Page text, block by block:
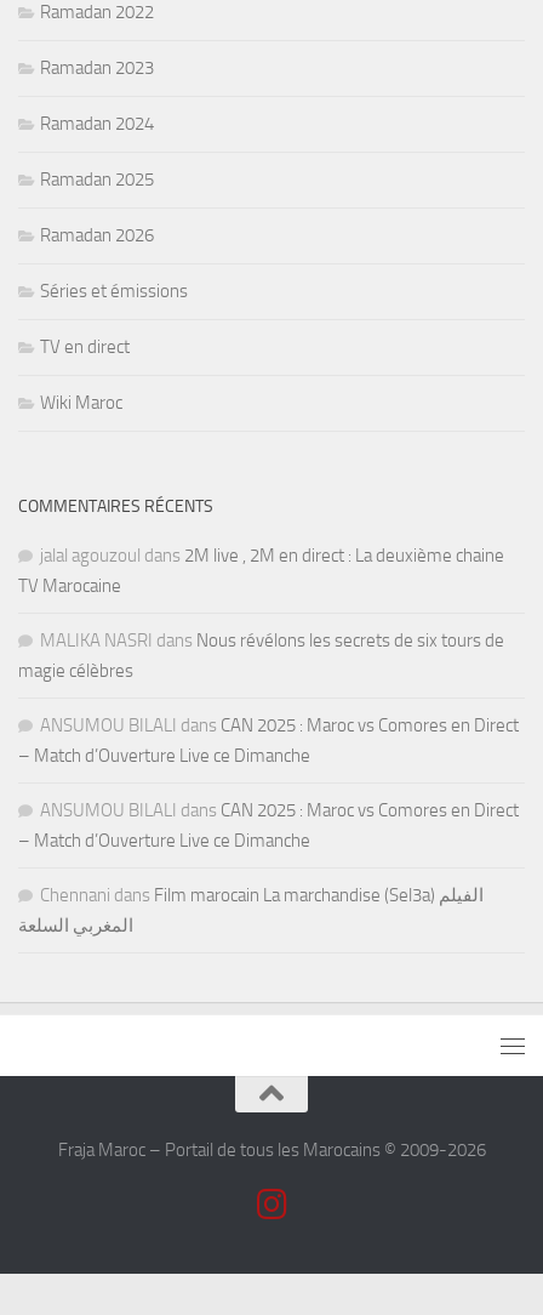
Ramadan 2022
Ramadan 2023
Ramadan 2024
Ramadan 2025
Ramadan 2026
Séries et émissions
TV en direct
Wiki Maroc
COMMENTAIRES RÉCENTS
jalal agouzoul dans 2M live , 2M en direct : La deuxième chaine
TV Marocaine
MALIKA NASRI dans Nous révélons les secrets de six tours de
magie célèbres
ANSUMOU BILALI dans CAN 2025 : Maroc vs Comores en Direct
– Match d’Ouverture Live ce Dimanche
ANSUMOU BILALI dans CAN 2025 : Maroc vs Comores en Direct
– Match d’Ouverture Live ce Dimanche
Chennani dans Film marocain La marchandise (Sel3a) الفيلم
المغربي السلعة
Fraja Maroc – Portail de tous les Marocains © 2009-2026